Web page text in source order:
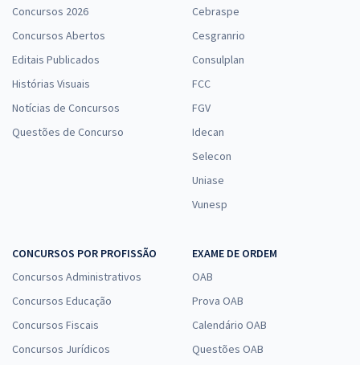
Concursos 2026
Concursos Abertos
Editais Publicados
Histórias Visuais
Notícias de Concursos
Questões de Concurso
Cebraspe
Cesgranrio
Consulplan
FCC
FGV
Idecan
Selecon
Uniase
Vunesp
CONCURSOS POR PROFISSÃO
Concursos Administrativos
Concursos Educação
Concursos Fiscais
Concursos Jurídicos
EXAME DE ORDEM
OAB
Prova OAB
Calendário OAB
Questões OAB